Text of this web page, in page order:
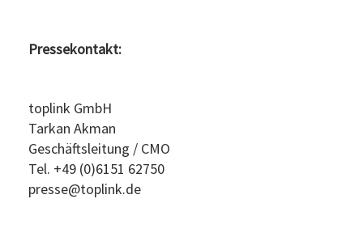
Pressekontakt:
toplink GmbH
Tarkan Akman
Geschäftsleitung / CMO
Tel. +49 (0)6151 62750
presse@toplink.de